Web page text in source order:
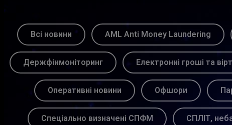
Всі новини AML Anti Money Laundering
Держфінмоніторинг Електронні гроші та
Оперативні новини Офшори
Спеціально визначені СПФМ СПЛІТ,